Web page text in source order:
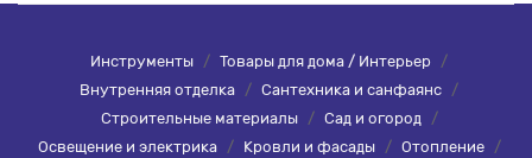
Инструменты / Товары для дома / Интерьер /
Внутренняя отделка / Сантехника и санфаянс /
Строительные материалы
/ Сад и огород
/
Освещение и электрика
/ Кровли и фасады / Отопление
/